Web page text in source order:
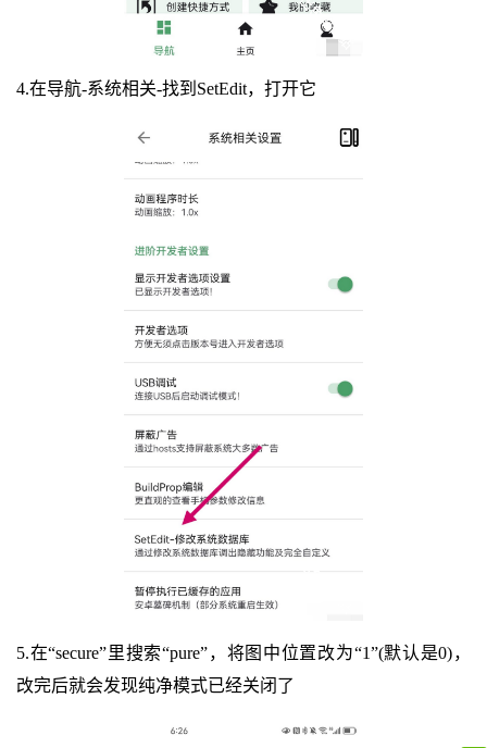
4.在导航-系统相关-找到SetEdit，打开它
5.在“secure”里搜索“pure”，将图中位置改为“1”(默认是0)，
改完后就会发现纯净模式已经关闭了